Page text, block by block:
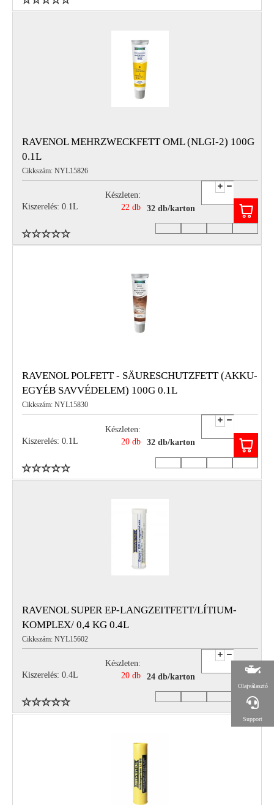
RAVENOL MEHRZWECKFETT OML (NLGI-2) 100G
0.1L
Cikkszám: NYL15826
Kiszerelés: 0.1L
Készleten:
22 db
32 db/karton
RAVENOL POLFETT - SÄURESCHUTZFETT (AKKU-
EGYÉB SAVVÉDELEM) 100G 0.1L
Cikkszám: NYL15830
Kiszerelés: 0.1L
Készleten:
20 db
32 db/karton
RAVENOL SUPER EP-LANGZEITFETT/LÍTIUM-
KOMPLEX/ 0,4 KG 0.4L
Cikkszám: NYL15602
Kiszerelés: 0.4L
Készleten:
20 db
24 db/karton
Olajválasztó
Support